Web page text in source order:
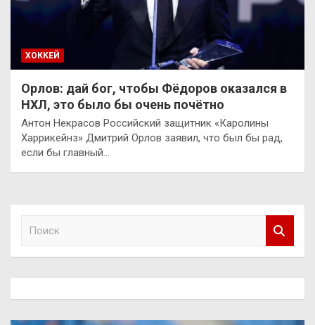
ХОККЕЙ
Орлов: дай бог, чтобы Фёдоров оказался в
НХЛ, это было бы очень почётно
Антон Некрасов Российский защитник «Каролины
Харрикейнз» Дмитрий Орлов заявил, что был бы рад,
если бы главный…